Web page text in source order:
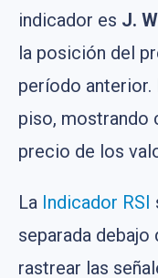
indicador es J.
la posición del
período anterior.
piso, mostrando
precio de los
La Indicador RSI
separada
rastrear las